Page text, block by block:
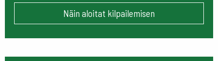
Näin aloitat kilpailemisen